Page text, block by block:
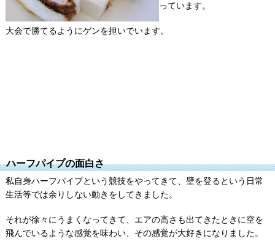
っています。
大会で勝てるようにゲンを担いでいます。
ハーフパイプの面白さ
私自身ハーフパイプという競技をやってきて、壁を登るという日常
生活等では余りしない動きをしてきました。
それが徐々にうまくなってきて、エアの高さも出てきたときに空を
飛んでいるような感覚を味わい、その感覚が大好きになりました。